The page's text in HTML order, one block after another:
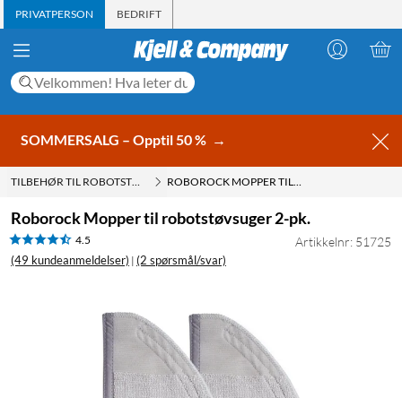
PRIVATPERSON BEDRIFT
SOMMERSALG – Opptil 50 % →
TILBEHØR TIL ROBOTSTØVSUGER ROBOROCK MOPPER TIL ROBOTSTØVSUGER 2-PK.
Roborock Mopper til robotstøvsuger 2-pk.
4.5
(49 kundeanmeldelser) | (2 spørsmål/svar)
Artikkelnr: 51725